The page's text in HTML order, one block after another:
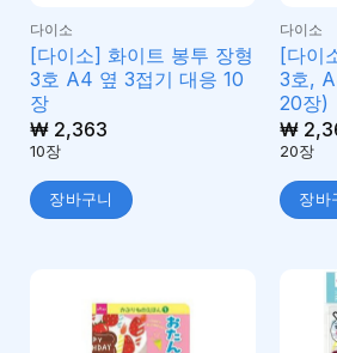
다이소
[다이소] 화이트 봉투 장형
3호 A4 옆 3접기 대응 10
장
₩2,363
10장
장바구니
다이소
[다이
3호,
20장)
₩
20장
장바